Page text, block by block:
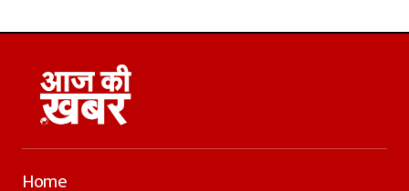
Home